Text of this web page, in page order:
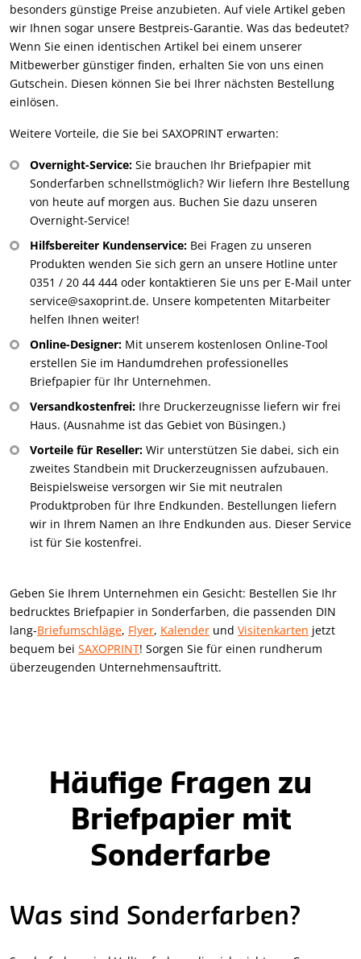
besonders günstige Preise anzubieten. Auf viele Artikel geben
wir Ihnen sogar unsere Bestpreis-Garantie. Was das bedeutet?
Wenn Sie einen identischen Artikel bei einem unserer
Mitbewerber günstiger finden, erhalten Sie von uns einen
Gutschein. Diesen können Sie bei Ihrer nächsten Bestellung
einlösen.
Weitere Vorteile, die Sie bei SAXOPRINT erwarten:
Overnight-Service: Sie brauchen Ihr Briefpapier mit
Sonderfarben schnellstmöglich? Wir liefern Ihre Bestellung
von heute auf morgen aus. Buchen Sie dazu unseren
Overnight-Service!
Hilfsbereiter Kundenservice: Bei Fragen zu unseren
Produkten wenden Sie sich gern an unsere Hotline unter
0351 / 20 44 444 oder kontaktieren Sie uns per E-Mail unter
service@saxoprint.de. Unsere kompetenten Mitarbeiter
helfen Ihnen weiter!
Online-Designer: Mit unserem kostenlosen Online-Tool
erstellen Sie im Handumdrehen professionelles
Briefpapier für Ihr Unternehmen.
Versandkostenfrei: Ihre Druckerzeugnisse liefern wir frei
Haus. (Ausnahme ist das Gebiet von Büsingen.)
Vorteile für Reseller: Wir unterstützen Sie dabei, sich ein
zweites Standbein mit Druckerzeugnissen aufzubauen.
Beispielsweise versorgen wir Sie mit neutralen
Produktproben für Ihre Endkunden. Bestellungen liefern
wir in Ihrem Namen an Ihre Endkunden aus. Dieser Service
ist für Sie kostenfrei.
Geben Sie Ihrem Unternehmen ein Gesicht: Bestellen Sie Ihr
bedrucktes Briefpapier in Sonderfarben, die passenden DIN
lang-Briefumschläge, Flyer, Kalender und Visitenkarten jetzt
bequem bei SAXOPRINT! Sorgen Sie für einen rundherum
überzeugenden Unternehmensauftritt.
Häufige Fragen zu
Briefpapier mit
Sonderfarbe
Was sind Sonderfarben?